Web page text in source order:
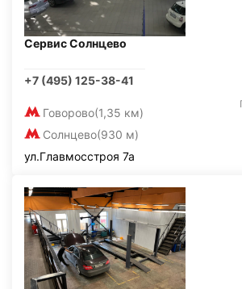
Сервис Солнцево
+7 (495) 125-38-41
Говорово(1,35 км)
Солнцево(930 м)
ул.Главмосстроя 7а